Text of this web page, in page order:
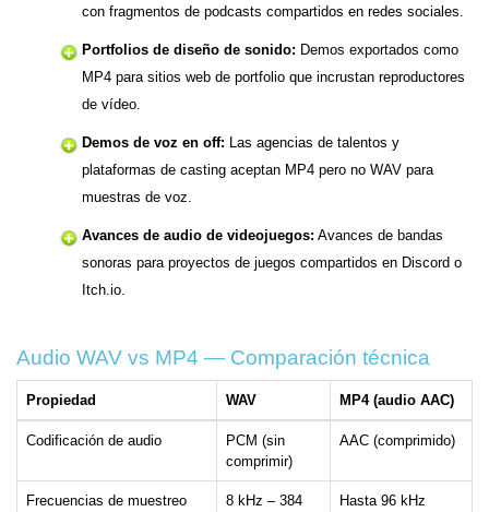
con fragmentos de podcasts compartidos en redes sociales.
Portfolios de diseño de sonido: Demos exportados como
MP4 para sitios web de portfolio que incrustan reproductores
de vídeo.
Demos de voz en off: Las agencias de talentos y
plataformas de casting aceptan MP4 pero no WAV para
muestras de voz.
Avances de audio de videojuegos: Avances de bandas
sonoras para proyectos de juegos compartidos en Discord o
Itch.io.
Audio WAV vs MP4 — Comparación técnica
Propiedad WAV MP4 (audio AAC)
Codificación de audio
PCM (sin
comprimir)
AAC (comprimido)
Frecuencias de muestreo
8 kHz – 384
Hasta 96 kHz